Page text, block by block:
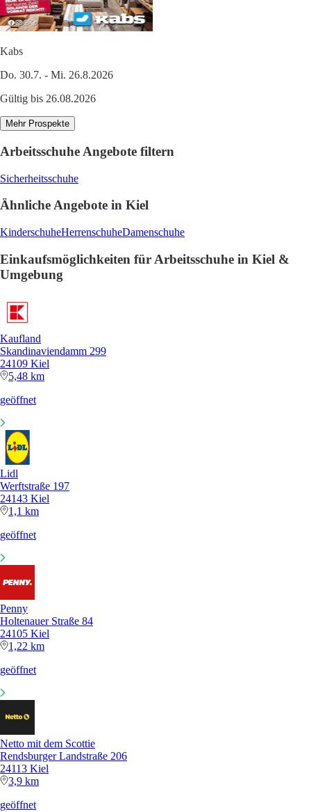
Kabs
Do. 30.7. - Mi. 26.8.2026
Gültig bis 26.08.2026
Mehr Prospekte
Arbeitsschuhe Angebote filtern
Sicherheitsschuhe
Ähnliche Angebote in Kiel
KinderschuheHerrenschuheDamenschuhe
Einkaufsmöglichkeiten für Arbeitsschuhe in Kiel &
Umgebung
Kaufland
Skandinaviendamm 299
24109 Kiel
5,48 km
geöffnet
Lidl
Werftstraße 197
24143 Kiel
1,1 km
geöffnet
Penny
Holtenauer Straße 84
24105 Kiel
1,22 km
geöffnet
Netto mit dem Scottie
Rendsburger Landstraße 206
24113 Kiel
3,9 km
geöffnet